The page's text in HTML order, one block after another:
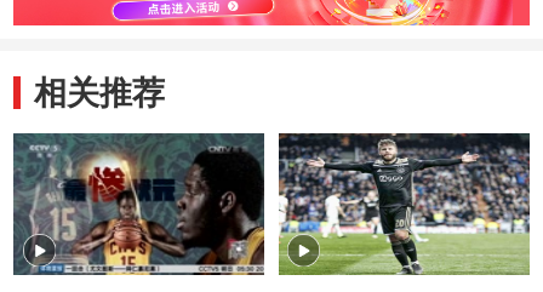
相关推荐